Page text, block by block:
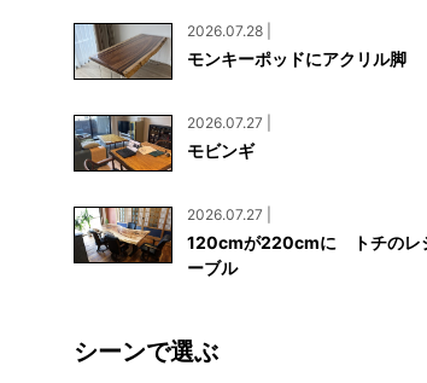
オフィス）
資料請求
お見積もり
工務店様・設計会社
一枚板買い取りに関し
2026.07.28 |
モンキーポッドにアクリル脚
2026.07.27 |
モビンギ
2026.07.27 |
120cmが220cmに トチのレ
ーブル
シーンで選ぶ